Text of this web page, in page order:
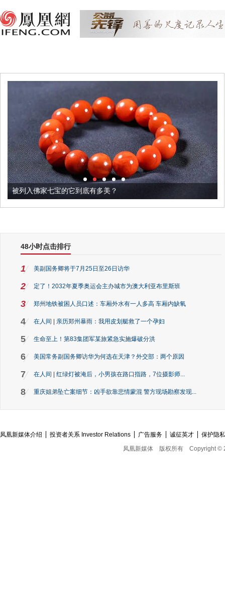
被列入佛家七宝的它到底有多美？
48小时点击排行
1 美副国务卿将于7月25日至26日访华
2 定了！2032年夏季奥运会主办城市为澳大利亚布里斯班
3 郑州地铁被困人员口述：车厢外水有一人多高 车厢内缺氧
4 在人间 | 亲历郑州暴雨：我用皮划艇救了一个孕妇
5 生命至上！第83集团军某旅紧急实施爆破分洪
6 美国常务副国务卿访华为何选在天津？外交部：两个原因
7 在人间 | 红绿灯被淹后，小男孩在路口指路，7位摄影师...
8 重庆姐弟坠亡案细节：凶手欲靠悲情蒙混 警方现场勘察发现...
凤凰新媒体介绍 投资者关系 Investor Relations 广告服务 诚征英才
保护隐
凤凰新媒体
版权所有 Copyright ©